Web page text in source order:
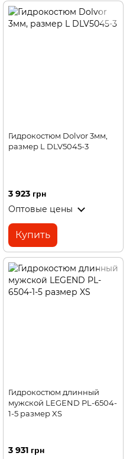
Гидрокостюм Dolvor 3мм,
размер L DLV5045-3
3 923 грн
Оптовые цены
Купить
Гидрокостюм длинный
мужской LEGEND PL-6504-
1-5 размер XS
3 931 грн